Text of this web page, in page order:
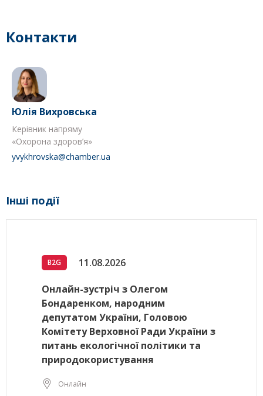
Контакти
Юлія Вихровська
Керівник напряму
«Охорона здоров’я»
yvykhrovska@chamber.ua
Інші події
B2G 11.08.2026
Онлайн-зустріч з Олегом
Бондаренком, народним
депутатом України, Головою
Комітету Верховної Ради України з
питань екологічної політики та
природокористування
Онлайн